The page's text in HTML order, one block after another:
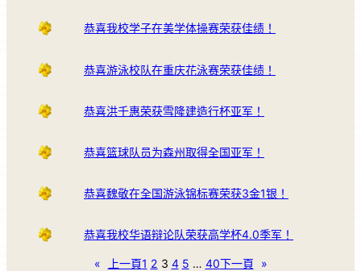
恭喜我校学子在美学体操赛荣获佳绩！
恭喜游泳校队在重庆花泳赛荣获佳绩！
恭喜洪千惠荣获雪隆建造行杯亚军！
恭喜篮球队员为森州取得全国亚军！
恭喜魏敬在全国游泳锦标赛荣获3金1银！
恭喜我校华语辩论队荣获高学杯4.0季军！
« 上一頁1 2 3 4 5 … 40下一頁 »